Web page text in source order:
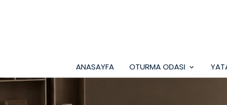
ANASAYFA OTURMA ODASI